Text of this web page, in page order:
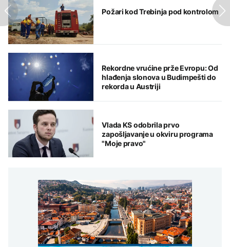
Požari kod Trebinja pod kontrolom
Rekordne vrućine prže Evropu: Od
hlađenja slonova u Budimpešti do
rekorda u Austriji
Vlada KS odobrila prvo
zapošljavanje u okviru programa
"Moje pravo"